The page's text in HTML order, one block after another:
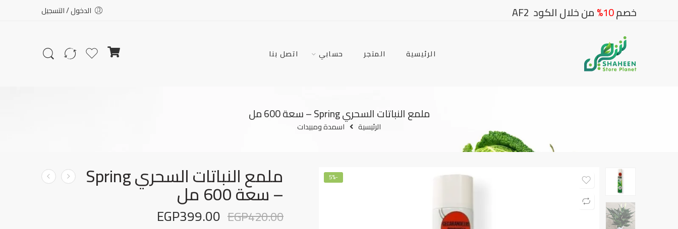
خصم10% من خلال الكود AF2 الدخول / التسجيل
الرئيسية المتجر حسابي اتصل بنا
ملمع النباتات السحري Spring – سعة 600 مل
الرئيسية اسمدة ومبيدات
-5% ملمع النباتات السحري Spring
– سعة 600 مل
EGP420.00
EGP399.00